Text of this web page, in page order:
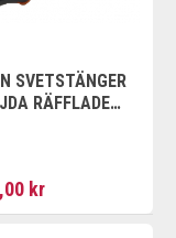
SVETSTÄNGER
RÄFFLADE
kr